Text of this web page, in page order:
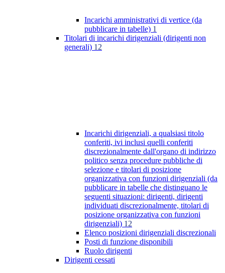
Incarichi amministrativi di vertice (da
pubblicare in tabelle) 1
Titolari di incarichi dirigenziali (dirigenti non
generali) 12
Incarichi dirigenziali, a qualsiasi titolo
conferiti, ivi inclusi quelli conferiti
discrezionalmente dall'organo di indirizzo
politico senza procedure pubbliche di
selezione e titolari di posizione
organizzativa con funzioni dirigenziali (da
pubblicare in tabelle che distinguano le
seguenti situazioni: dirigenti, dirigenti
individuati discrezionalmente, titolari di
posizione organizzativa con funzioni
dirigenziali) 12
Elenco posizioni dirigenziali discrezionali
Posti di funzione disponibili
Ruolo dirigenti
Dirigenti cessati